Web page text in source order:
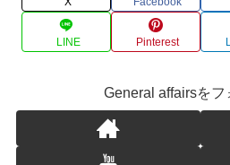
LINE Pinterest
General affairsをフ